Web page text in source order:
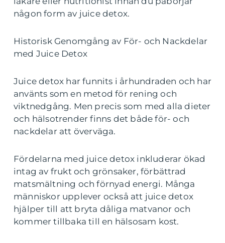
någon form av juice detox.
Historisk Genomgång av För- och Nackdelar
med Juice Detox
Juice detox har funnits i århundraden och har
använts som en metod för rening och
viktnedgång. Men precis som med alla dieter
och hälsotrender finns det både för- och
nackdelar att överväga.
Fördelarna med juice detox inkluderar ökad
intag av frukt och grönsaker, förbättrad
matsmältning och förnyad energi. Många
människor upplever också att juice detox
hjälper till att bryta dåliga matvanor och
kommer tillbaka till en hälsosam kost.